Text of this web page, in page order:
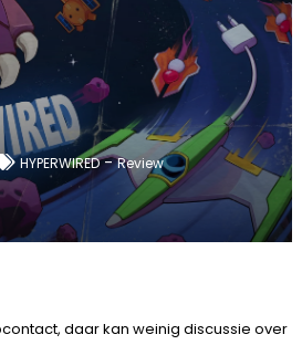
HYPERWIRED-Review
daar kan weinig discussie over